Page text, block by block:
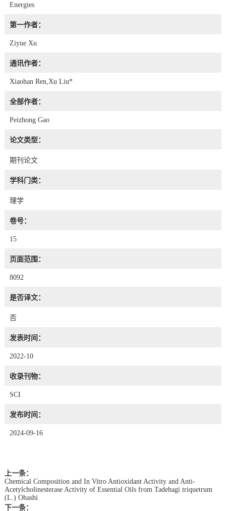
Energies
第一作者：
Ziyue Xu
通讯作者：
Xiaohan Ren,Xu Liu*
全部作者：
Peizhong Gao
论文类型：
期刊论文
学科门类：
理学
卷号：
15
页面范围：
8092
是否译文：
否
发表时间：
2022-10
收录刊物：
SCI
发布时间：
2024-09-16
上一条：
Chemical Composition and In Vitro Antioxidant Activity and Anti-
Acetylcholinesterase Activity of Essential Oils from Tadehagi triquetrum
(L.) Ohashi
下一条：